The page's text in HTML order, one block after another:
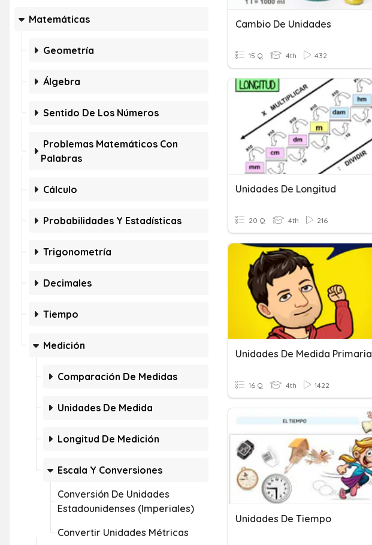
Matemáticas
Geometría
Álgebra
Sentido De Los Números
Problemas Matemáticos Con
Palabras
Cálculo
Probabilidades Y Estadísticas
Trigonometría
Decimales
Tiempo
Medición
Comparación De Medidas
Unidades De Medida
Longitud De Medición
Escala Y Conversiones
Conversión De Unidades
Estadounidenses (imperiales)
Convertir Unidades Métricas
Cambio De Unidades
15 Q 4th 432
Unidades De Longitud
20 Q 4th 216
Unidades De Medida Primaria
16 Q 4th 1422
Unidades De Tiempo